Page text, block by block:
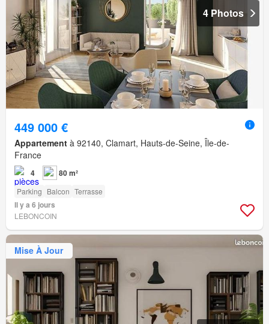
4 Photos
449 000 €
Appartement à 92140, Clamart, Hauts-de-Seine, Île-de-
France
4 80 m²
Parking Balcon Terrasse
Il y a 6 jours
LEBONCOIN
Mise À Jour